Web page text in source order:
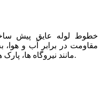
خطوط لوله عایق پیش
مقاومت در برابر آب و هوا،
مانند نیروگاه ها، پارک های شیمیایی و غیره استفاده می شود.